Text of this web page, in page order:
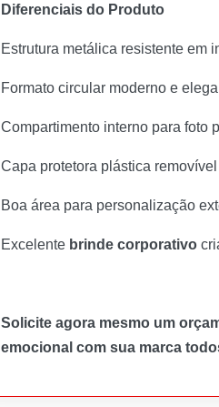
Diferenciais do Produto
Estrutura metálica resistente em
Formato circular moderno e
Compartimento interno para foto
Capa protetora plástica removível
Boa área para personalização
Excelente brinde corporativo
Solicite agora mesmo um
emocional com sua marca